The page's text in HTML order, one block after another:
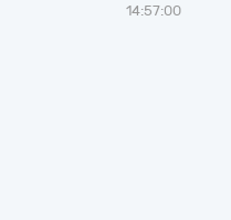
14:57:00